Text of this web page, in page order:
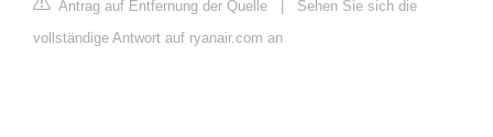
Antrag auf Entfernung der Quelle
Sehen Sie sich die
vollständige Antwort auf ryanair.com an